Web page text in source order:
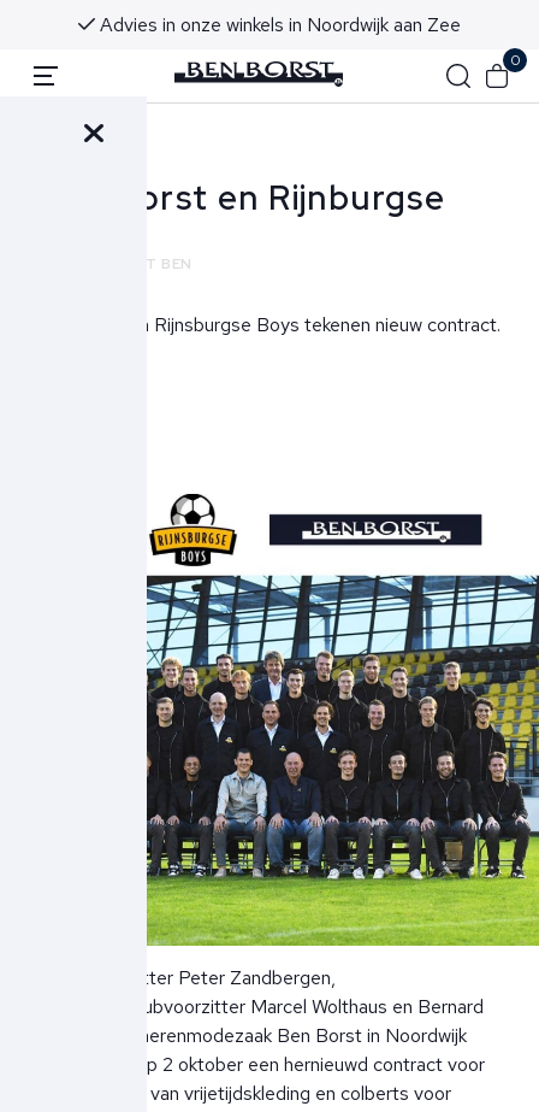
Voor 16:00 uur besteld, morgen in huis!
0
Ben Borst en Rijnburgse
ECHT BEN
Ben Borst en Rijnsburgse Boys tekenen nieuw contract.
Clubvoorzitter Peter Zandbergen,
Businessclubvoorzitter Marcel Wolthaus en Bernard
Borst van herenmodezaak Ben Borst in Noordwijk
tekenden op 2 oktober een hernieuwd contract voor
de levering van vrijetijdskleding en colberts voor